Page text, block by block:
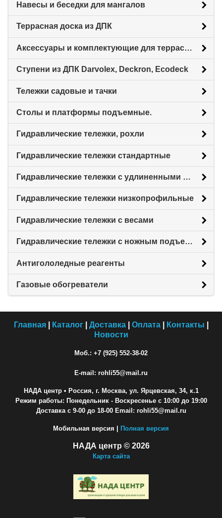
Навесы и беседки для мангалов
Террасная доска из ДПК
Аксессуары и комплектующие для террасной доски
Ступени из ДПК Darvolex, Deckron, Ecodeck
Тележки садовые и тачки
Столы и платформы подъемные.
Гидравлические тележки, рохли
Гидравлические тележки стандартные
Гидравлические тележки с удлиненными вилами
Гидравлические тележки низкопрофильные
Гидравлические тележки с весами
Гидравлические тележки с ножным подъемом
Антигололедные реагенты
Газовые обогреватели
Главная| Каталог| Доставка| Оплата| Контакты
Новости
Моб.: +7 (925) 552-38-02
E-mail: rohli55@mail.ru
НАДА центр• Россия, г. Москва, ул. Ярцевская, 34, к.1
Режим работы: Понедельник - Воскресенье с 10:00 до 19:00
Доставка с 9-00 до 18-00 Email: rohli55@mail.ru
Мобильная версия | Полная версия
НАДА центр © 2026
Карта сайта